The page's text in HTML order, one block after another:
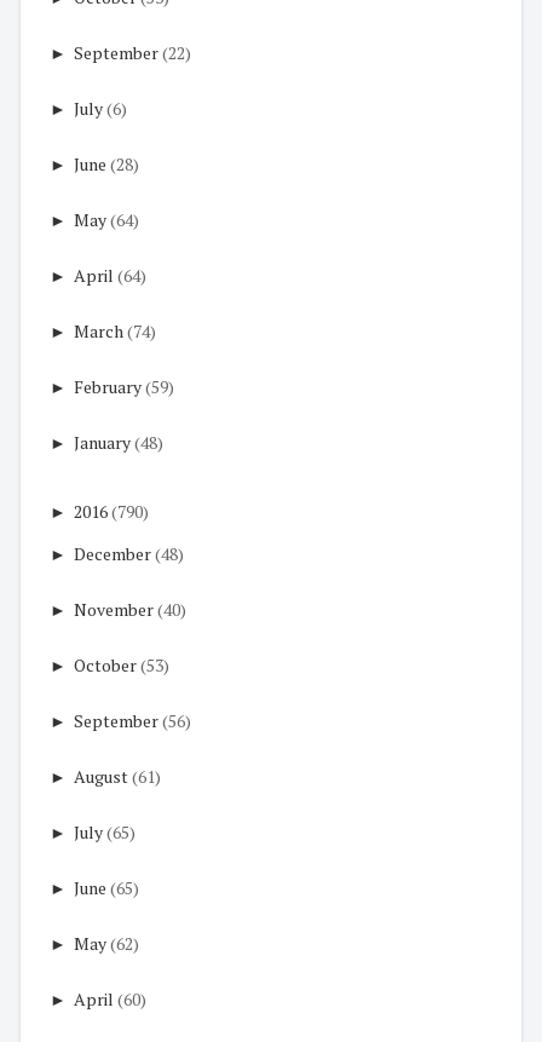
► September(22)
► July(6)
► June (28)
► May(64)
► April (64)
► March(74)
► February(59)
► January(48)
► 2016(790)
► December(48)
► November(40)
► October(53)
► September(56)
► August(61)
► July(65)
► June (65)
► May(62)
► April (60)